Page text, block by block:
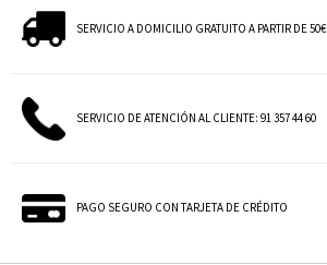
SERVICIO A DOMICILIO GRATUITO A PARTIR DE 50€
SERVICIO DE ATENCIÓN AL CLIENTE: 91 357 44 60
PAGO SEGURO CON TARJETA DE CRÉDITO